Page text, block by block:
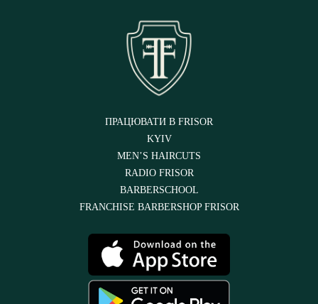
ПРАЦЮВАТИ В FRISOR
KYIV
MEN’S HAIRCUTS
RADIO FRISOR
BARBERSCHOOL
FRANCHISE BARBERSHOP FRISOR